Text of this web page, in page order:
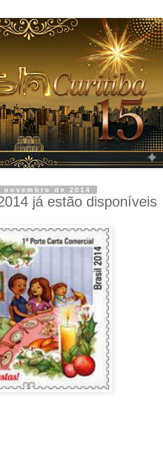
de 2014
já estão disponíveis